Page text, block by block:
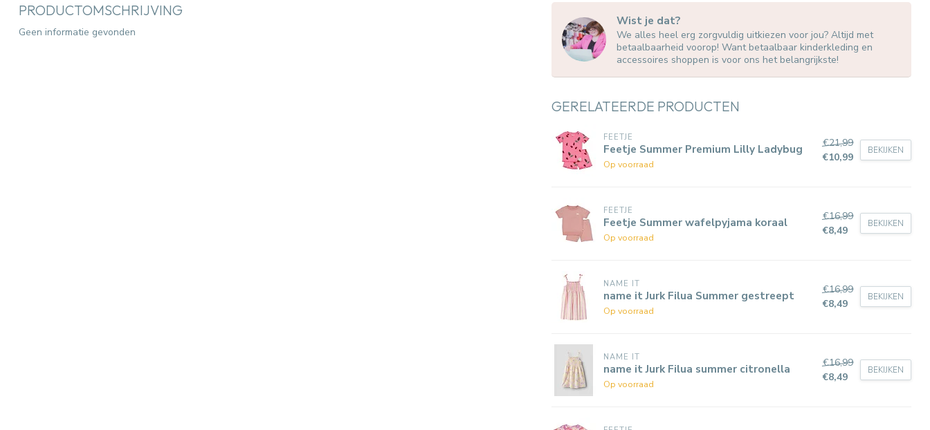
PRODUCTOMSCHRIJVING
Geen informatie gevonden
Wist je dat?
We alles heel erg zorgvuldig uitkiezen voor jou? Altijd met
betaalbaarheid voorop! Want betaalbaar kinderkleding en
accessoires shoppen is voor ons het belangrijkste!
GERELATEERDE PRODUCTEN
FEETJE
Feetje Summer Premium Lilly Ladybug
Op voorraad
€21,99
€10,99
BEKIJKEN
FEETJE
Feetje Summer wafelpyjama koraal
Op voorraad
€16,99
€8,49
BEKIJKEN
NAME IT
name it Jurk Filua Summer gestreept
Op voorraad
€16,99
€8,49
BEKIJKEN
NAME IT
name it Jurk Filua summer citronella
Op voorraad
€16,99
€8,49
BEKIJKEN